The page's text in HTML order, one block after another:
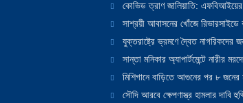
কোভিড ত্রাণ জালিয়াতি: এফবিআইয়ের
সাশ্রয়ী আবাসনের খোঁজে রিভারসাইডে
যুক্তরাষ্ট্রে ভ্রমণে দ্বৈত নাগরিকদের
সান্তা মনিকার অ্যাপার্টমেন্টে নারীর
মিশিগানে বাড়িতে আগুনের পর ৮
সৌদি আরবে ক্ষেপণাস্ত্র হামলার দাবি